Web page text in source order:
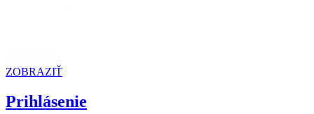
ZOBRAZIŤ
Prihlásenie